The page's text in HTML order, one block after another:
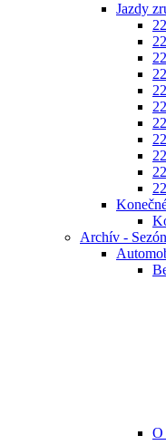
Jazdy
Archív -
O